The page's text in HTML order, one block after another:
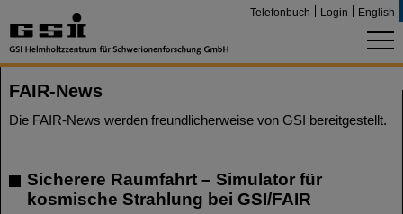
Telefonbuch Login English
FAIR-News
Die FAIR-News werden freundlicherweise von GSI bereitgestellt.
Sicherere Raumfahrt – Simulator für
kosmische Strahlung bei GSI/FAIR